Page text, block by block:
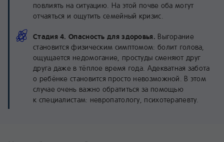
повлиять на ситуацию. На этой почве оба могут
отчаяться и ощутить семейный кризис.
Стадия 4. Опасность для здоровья. Выгорание
становится физическим симптомом: болит голова,
ощущается недомогание, простуды сменяют друг
друга даже в тёплое время года. Адекватная забота
о ребёнке становится просто невозможной. В этом
случае очень важно обратиться за помощью
к специалистам: невропатологу, психотерапевту.